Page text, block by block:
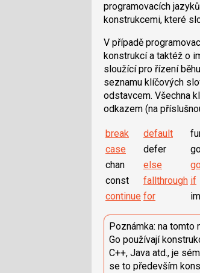
programovacích
konstrukcemi, které
V případě
konstrukcí a taktéž o
sloužící pro řízení
seznamu klíčových
odstavcem. Všechna
odkazem (na
break default
case
defer
chan
else
const
fallthrough if
continue for
Poznámka: na
Go používají
C++, Java atd., je
se to především